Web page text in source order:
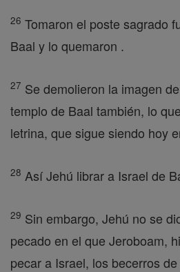
26 Tomaron el poste sagrado
Baal y lo quemaron .
27 Se demolieron la imagen
templo de Baal también, lo
letrina, que sigue siendo hoy
28 Así Jehú librar a Israel de
29 Sin embargo, Jehú no se
pecado en el que Jeroboam,
pecar a Israel, los becerros